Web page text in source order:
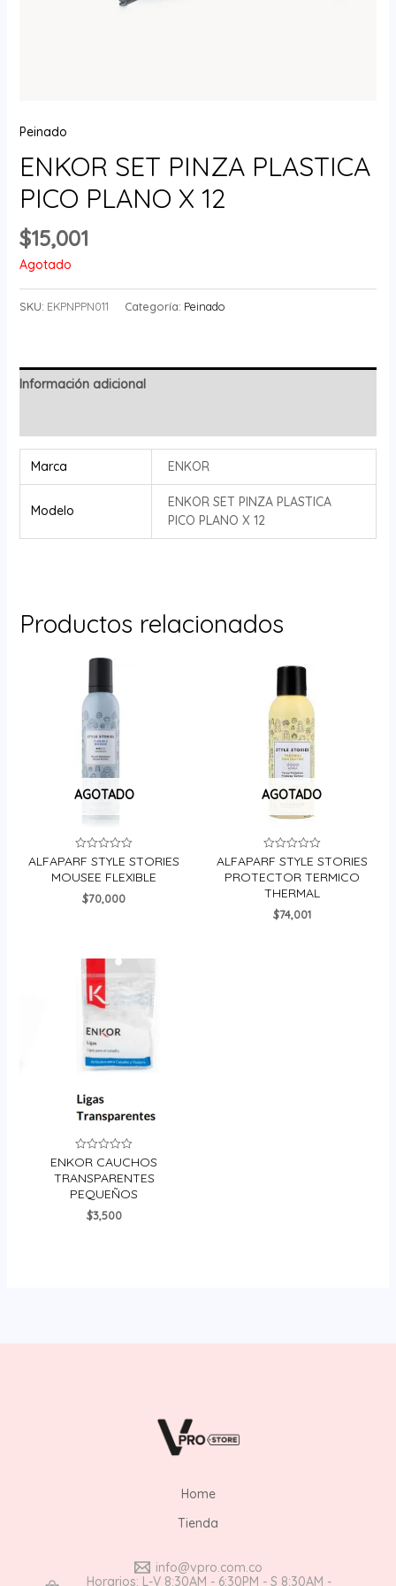
Peinado
ENKOR SET PINZA PLASTICA
PICO PLANO X 12
$15,001
Agotado
SKU: EKPNPPN011 Categoría: Peinado
Información adicional
Marca ENKOR
Modelo
ENKOR SET PINZA PLASTICA
PICO PLANO X 12
Productos relacionados
AGOTADO
Valorado
0
de
ALFAPARF STYLE STORIES
MOUSEE FLEXIBLE
$70,000
AGOTADO
Valorado
0
de
ALFAPARF STYLE STORIES
PROTECTOR TERMICO
THERMAL
$74,001
Valorado
0
de
ENKOR CAUCHOS
TRANSPARENTES
PEQUEÑOS
$3,500
Home
Tienda
info@vpro.com.co
Horarios: L-V 8:30AM - 6:30PM - S 8:30AM -